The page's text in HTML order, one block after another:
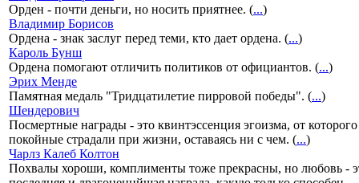
Орден - почти деньги, но носить приятнее. (...)
Владимир Борисов
Ордена - знак заслуг перед теми, кто дает ордена. (...)
Кароль Бунш
Ордена помогают отличить политиков от официантов. (...)
Эрих Менде
Памятная медаль "Тридцатилетие пирровой победы". (...)
Шендерович
Посмертные награды - это квинтэссенция эгоизма, от которого
покойные страдали при жизни, оставаясь ни с чем. (...)
Чарлз Калеб Колтон
Похвалы хороши, комплименты тоже прекрасны, но любовь -